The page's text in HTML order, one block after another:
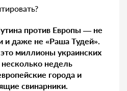
против Европы — не
и даже не «Раша Тудей».
миллионы украинских
недель
города и
свинарники.